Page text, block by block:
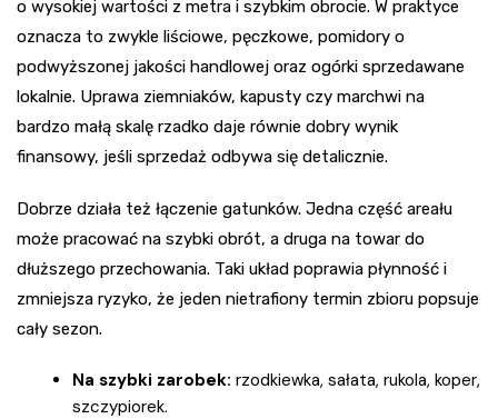
o wysokiej wartości z metra i szybkim obrocie. W praktyce
oznacza to zwykle liściowe, pęczkowe, pomidory o
podwyższonej jakości handlowej oraz ogórki sprzedawane
lokalnie. Uprawa ziemniaków, kapusty czy marchwi na
bardzo małą skalę rzadko daje równie dobry wynik
finansowy, jeśli sprzedaż odbywa się detalicznie.
Dobrze działa też łączenie gatunków. Jedna część areału
może pracować na szybki obrót, a druga na towar do
dłuższego przechowania. Taki układ poprawia płynność i
zmniejsza ryzyko, że jeden nietrafiony termin zbioru popsuje
cały sezon.
Na szybki zarobek: rzodkiewka, sałata, rukola, koper,
szczypiorek.